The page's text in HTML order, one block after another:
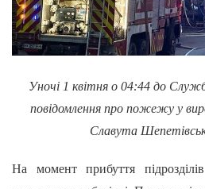
Уночі 1 квітня о 04:44 до
повідомлення про пожежу у
Славута
На момент прибуття